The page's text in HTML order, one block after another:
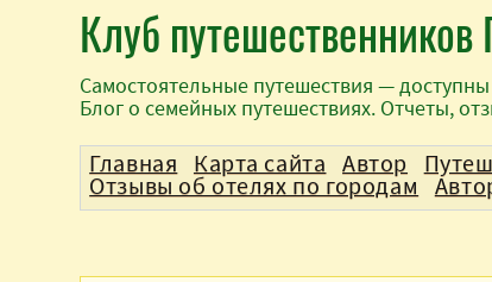
Клуб
Самостоятельные путешествия —
Блог о семейных путешествиях. Отчеты,
Главная Карта сайта Автор
Отзывы об отелях по городам